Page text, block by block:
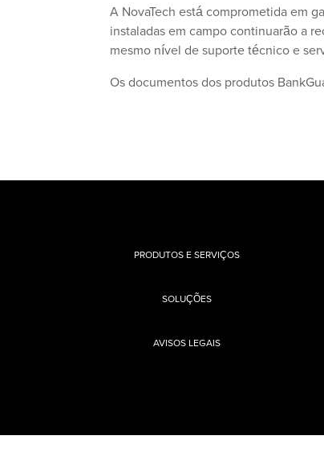
A NovaTech está comprometida em
instaladas em campo continuarão a
mesmo nível de suporte técnico e
Os documentos dos produtos
PRODUTOS E SERVIÇOS
SOLUÇÕES
AVISOS LEGAIS